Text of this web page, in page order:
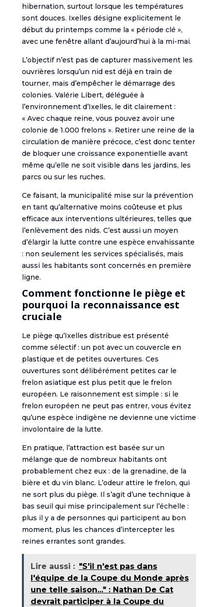
hibernation, surtout lorsque les températures
sont douces. Ixelles désigne explicitement le
début du printemps comme la « période clé »,
avec une fenêtre allant d’aujourd’hui à la mi-mai.
L’objectif n’est pas de capturer massivement les
ouvrières lorsqu’un nid est déjà en train de
tourner, mais d’empêcher le démarrage des
colonies. Valérie Libert, déléguée à
l’environnement d’Ixelles, le dit clairement :
« Avec chaque reine, vous pouvez avoir une
colonie de 1.000 frelons ». Retirer une reine de la
circulation de manière précoce, c’est donc tenter
de bloquer une croissance exponentielle avant
même qu’elle ne soit visible dans les jardins, les
parcs ou sur les ruches.
Ce faisant, la municipalité mise sur la prévention
en tant qu’alternative moins coûteuse et plus
efficace aux interventions ultérieures, telles que
l’enlèvement des nids. C’est aussi un moyen
d’élargir la lutte contre une espèce envahissante
: non seulement les services spécialisés, mais
aussi les habitants sont concernés en première
ligne.
Comment fonctionne le piège et
pourquoi la reconnaissance est
cruciale
Le piège qu’Ixelles distribue est présenté
comme sélectif : un pot avec un couvercle en
plastique et de petites ouvertures. Ces
ouvertures sont délibérément petites car le
frelon asiatique est plus petit que le frelon
européen. Le raisonnement est simple : si le
frelon européen ne peut pas entrer, vous évitez
qu’une espèce indigène ne devienne une victime
involontaire de la lutte.
En pratique, l’attraction est basée sur un
mélange que de nombreux habitants ont
probablement chez eux : de la grenadine, de la
bière et du vin blanc. L’odeur attire le frelon, qui
ne sort plus du piège. Il s’agit d’une technique à
bas seuil qui mise principalement sur l’échelle :
plus il y a de personnes qui participent au bon
moment, plus les chances d’intercepter les
reines errantes sont grandes.
Lire aussi : "S'il n'est pas dans
l'équipe de la Coupe du Monde après
une telle saison..." : Nathan De Cat
devrait participer à la Coupe du